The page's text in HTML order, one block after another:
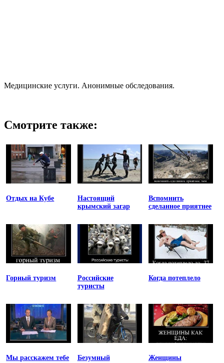
Медицинские услуги. Анонимные обследования.
Смотрите также:
Отдых на Кубе
Настоящий
крымский загар
Вспомнить
сделанное приятнее
Горный туризм
Российские
туристы
Когда потеплело
Мы расскажем тебе Безумный Женщины